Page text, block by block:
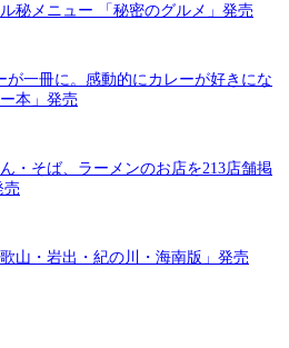
秘メニュー 「秘密のグルメ」発売
が一冊に。感動的にカレーが好きにな
本」発売
・そば、ラーメンのお店を213店舗掲
売
山・岩出・紀の川・海南版」発売